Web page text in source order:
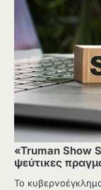
«Truman Show
ψεύτικες
Το